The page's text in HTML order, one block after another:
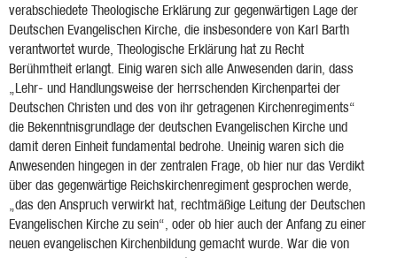
verabschiedete Theologische Erklärung zur gegenwärtigen Lage der
Deutschen Evangelischen Kirche, die insbesondere von Karl Barth
verantwortet wurde, Theologische Erklärung hat zu Recht
Berühmtheit erlangt. Einig waren sich alle Anwesenden darin, dass
„Lehr- und Handlungsweise der herrschenden Kirchenpartei der
Deutschen Christen und des von ihr getragenen Kirchenregiments“
die Bekenntnisgrundlage der deutschen Evangelischen Kirche und
damit deren Einheit fundamental bedrohe. Uneinig waren sich die
Anwesenden hingegen in der zentralen Frage, ob hier nur das Verdikt
über das gegenwärtige Reichskirchenregiment gesprochen werde,
„das den Anspruch verwirkt hat, rechtmäßige Leitung der Deutschen
Evangelischen Kirche zu sein“, oder ob hier auch der Anfang zu einer
neuen evangelischen Kirchenbildung gemacht wurde. War die von